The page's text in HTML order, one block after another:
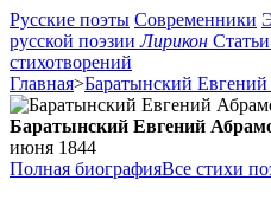
Русские поэты Современники
русской поэзии Лирикон
стихотворений
Главная>Баратынский
Баратынский Евгений
июня 1844
Полная биографияВсе стихи